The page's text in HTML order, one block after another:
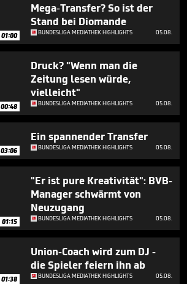
01:00
Mega-Transfer? So ist der
Stand bei Diomande
BUNDESLIGA MEDIATHEK HIGHLIGHTS 05.08.
00:48
Druck? "Wenn man die
Zeitung lesen würde,
vielleicht"
BUNDESLIGA MEDIATHEK HIGHLIGHTS 05.08.
03:06
Ein spannender Transfer
BUNDESLIGA MEDIATHEK HIGHLIGHTS 05.08.
01:15
"Er ist pure Kreativität": BVB-
Manager schwärmt von
Neuzugang
BUNDESLIGA MEDIATHEK HIGHLIGHTS 05.08.
01:38
Union-Coach wird zum DJ -
die Spieler feiern ihn ab
BUNDESLIGA MEDIATHEK HIGHLIGHTS 05.08.